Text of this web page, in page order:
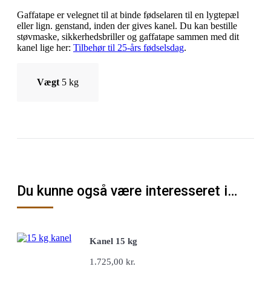
Gaffatape er velegnet til at binde fødselaren til en lygtepæl
eller lign. genstand, inden der gives kanel. Du kan bestille
støvmaske, sikkerhedsbriller og gaffatape sammen med dit
kanel lige her: Tilbehør til 25-års fødselsdag.
Vægt 5 kg
Du kunne også være interesseret i…
Kanel 15 kg
1.725,00 kr.